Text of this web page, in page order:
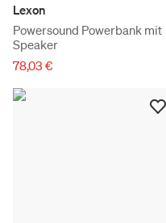
Lexon
Powersound Powerbank mit
Speaker
78,03 €